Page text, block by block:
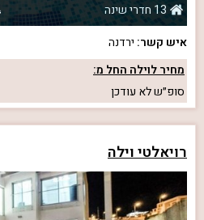
13 חדרי שינה
איש קשר: ירדנה
מחיר לוילה החל מ:
סופ״שלא עודכן
רויאלטי וילה